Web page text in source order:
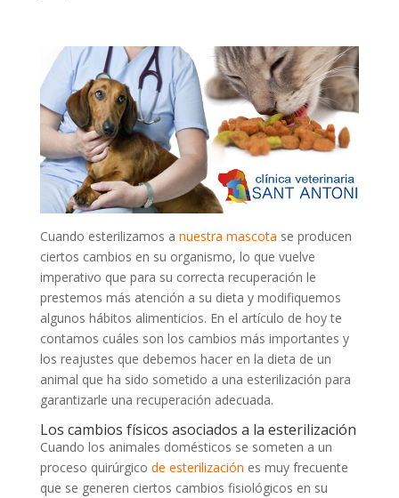
Cuando esterilizamos a nuestra mascota se producen
ciertos cambios en su organismo, lo que vuelve
imperativo que para su correcta recuperación le
prestemos más atención a su dieta y modifiquemos
algunos hábitos alimenticios. En el artículo de hoy te
contamos cuáles son los cambios más importantes y
los reajustes que debemos hacer en la dieta de un
animal que ha sido sometido a una esterilización para
garantizarle una recuperación adecuada.
Los cambios físicos asociados a la esterilización
Cuando los animales domésticos se someten a un
proceso quirúrgico de esterilización es muy frecuente
que se generen ciertos cambios fisiológicos en su